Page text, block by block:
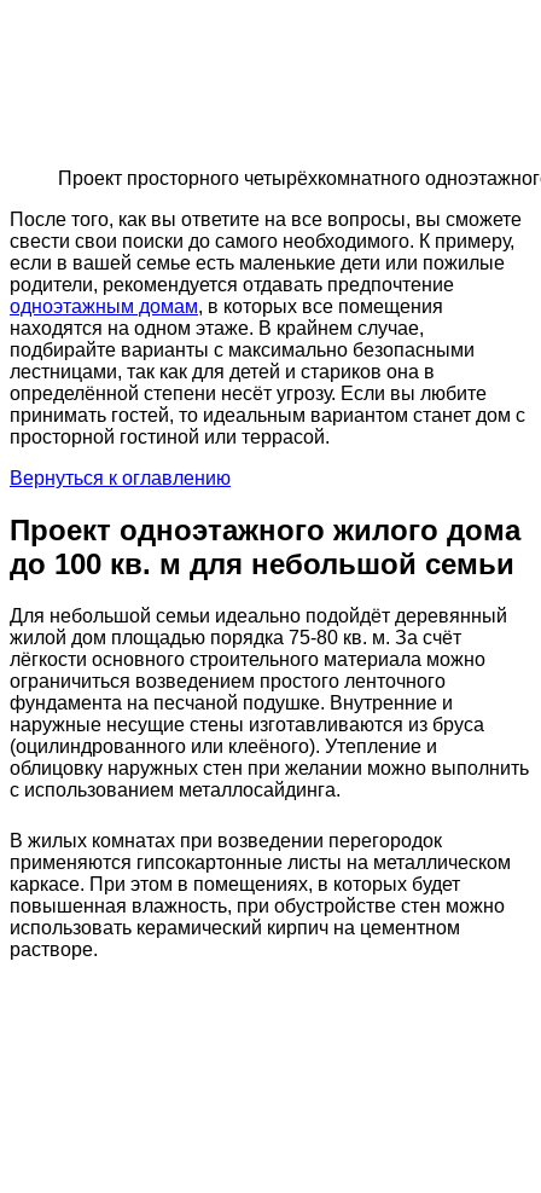
Проект просторного четырёхкомнатного
После того, как вы ответите на все вопросы, вы сможете
свести свои поиски до самого необходимого. К примеру,
если в вашей семье есть маленькие дети или пожилые
родители, рекомендуется отдавать предпочтение
одноэтажным домам, в которых все помещения
находятся на одном этаже. В крайнем случае,
подбирайте варианты с максимально безопасными
лестницами, так как для детей и стариков она в
определённой степени несёт угрозу. Если вы любите
принимать гостей, то идеальным вариантом станет дом с
просторной гостиной или террасой.
Вернуться к оглавлению
Проект одноэтажного жилого дома
до 100 кв. м для небольшой семьи
Для небольшой семьи идеально подойдёт деревянный
жилой дом площадью порядка 75-80 кв. м. За счёт
лёгкости основного строительного материала можно
ограничиться возведением простого ленточного
фундамента на песчаной подушке. Внутренние и
наружные несущие стены изготавливаются из бруса
(оцилиндрованного или клеёного). Утепление и
облицовку наружных стен при желании можно выполнить
с использованием металлосайдинга.
В жилых комнатах при возведении перегородок
применяются гипсокартонные листы на металлическом
каркасе. При этом в помещениях, в которых будет
повышенная влажность, при обустройстве стен можно
использовать керамический кирпич на цементном
растворе.